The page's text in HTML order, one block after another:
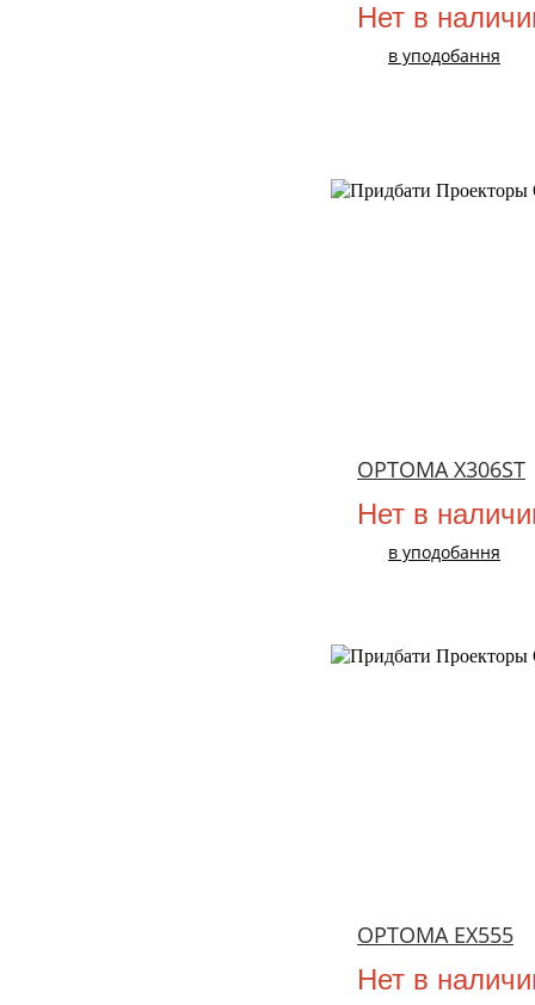
Нет в
в уподобання
OPTOMA X306ST
Нет в
в уподобання
OPTOMA EX555
Нет в